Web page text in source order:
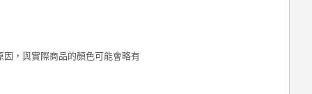
，與實際商品的顏色可能會略有